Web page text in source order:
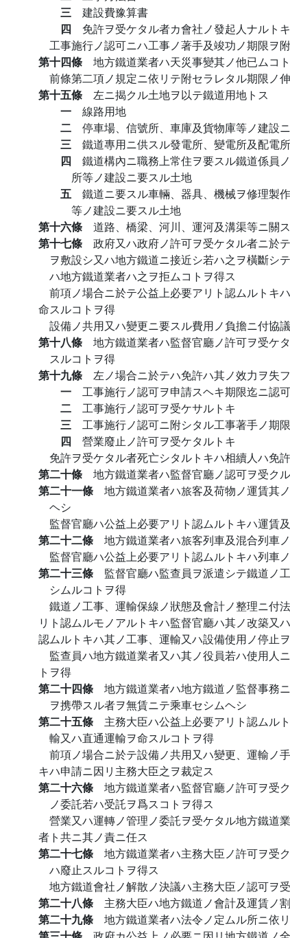
三 建設費豫算書
四 免許ヲ受ケタル者カ會社ノ發起人ナルト
工事施行ノ認可ニハ工事ノ著手及竣功ノ期限ヲ
第十四條 地方鐵道業者ハ天災事變其ノ他已ムコ
前條第二項ノ規定ニ依リテ附セラレタル期限ノ
第十五條 左ニ揭クル土地ヲ以テ鐵道用地トス
一 線路用地
二 停車場、信號所、車庫及貨物庫等ノ建設
三 鐵道專用ニ供スル發電所、變電所及配電
四 鐵道構內ニ職務上常住ヲ要スル鐵道係員
所等ノ建設ニ要スル土地
五 鐵道ニ要スル車輛、器具、機械ヲ修理製
等ノ建設ニ要スル土地
第十六條 道路、橋梁、河川、運河及溝渠等ニ關
第十七條 政府又ハ政府ノ許可ヲ受ケタル者ニ於
ヲ敷設シ又ハ地方鐵道ニ接近シ若ハ之ヲ橫斷シ
ハ地方鐵道業者ハ之ヲ拒ムコトヲ得ス
前項ノ場合ニ於テ公益上必要アリト認ムルトキ
命スルコトヲ得
設備ノ共用又ハ變更ニ要スル費用ノ負擔ニ付協
第十八條 地方鐵道業者ハ監督官廳ノ許可ヲ受ケ
スルコトヲ得
第十九條 左ノ場合ニ於テハ免許ハ其ノ效力ヲ失フ
一 工事施行ノ認可ヲ申請スヘキ期限迄ニ認
二 工事施行ノ認可ヲ受ケサルトキ
三 工事施行ノ認可ニ附シタル工事著手ノ期
四 營業廢止ノ許可ヲ受ケタルトキ
免許ヲ受ケタル者死亡シタルトキハ相續人ハ免
第二十條 地方鐵道業者ハ監督官廳ノ認可ヲ受ク
第二十一條 地方鐵道業者ハ旅客及荷物ノ運賃其
ヘシ
監督官廳ハ公益上必要アリト認ムルトキハ運賃
第二十二條 地方鐵道業者ハ旅客列車及混合列車
監督官廳ハ公益上必要アリト認ムルトキハ列車
第二十三條 監督官廳ハ監查員ヲ派遣シテ鐵道ノ
シムルコトヲ得
鐵道ノ工事、運輸保線ノ狀態及會計ノ整理ニ付
リト認ムルモノアルトキハ監督官廳ハ其ノ改築又
認ムルトキハ其ノ工事、運輸又ハ設備使用ノ停止
監查員ハ地方鐵道業者又ハ其ノ役員若ハ使用人
トヲ得
第二十四條 地方鐵道業者ハ地方鐵道ノ監督事務
ヲ携帶スル者ヲ無賃ニテ乘車セシムヘシ
第二十五條 主務大臣ハ公益上必要アリト認ムル
輸又ハ直通運輸ヲ命スルコトヲ得
前項ノ場合ニ於テ設備ノ共用又ハ變更、運輸ノ
キハ申請ニ因リ主務大臣之ヲ裁定ス
第二十六條 地方鐵道業者ハ監督官廳ノ許可ヲ受
ノ委託若ハ受託ヲ爲スコトヲ得ス
營業又ハ運轉ノ管理ノ委託ヲ受ケタル地方鐵道
者ト共ニ其ノ責ニ任ス
第二十七條 地方鐵道業者ハ主務大臣ノ許可ヲ受
ハ廢止スルコトヲ得ス
地方鐵道會社ノ解散ノ決議ハ主務大臣ノ認可ヲ
第二十八條 主務大臣ハ地方鐵道ノ會計及運賃ノ
第二十九條 地方鐵道業者ハ法令ノ定ムル所ニ依